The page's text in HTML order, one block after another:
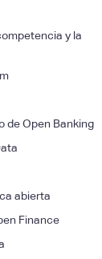
y la
de Open Banking
abierta
Finance